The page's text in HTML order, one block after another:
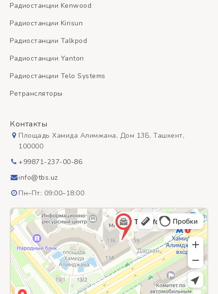
Радиостанции Kenwood
Радиостанции Kirisun
Радиостанции Talkpod
Радиостанции Yanton
Радиостанции Telo Systems
Ретрансляторы
Контакты
Площадь Хамида Алимжана, Дом 13Б, Ташкент,
100000
+99871-237-00-86
info@tbs.uz
Пн–Пт: 09:00–18:00